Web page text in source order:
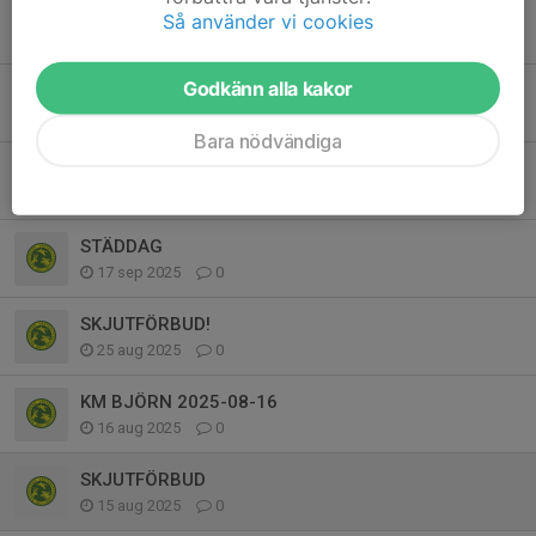
Verksamhetsplanen 2026
VÄLKOMMEN ATT TA DIN JÄGAREXAMEN HOS OSS
9 okt 2025 0
STÄDDAG
17 sep 2025 0
SKJUTFÖRBUD!
25 aug 2025 0
KM BJÖRN 2025-08-16
16 aug 2025 0
SKJUTFÖRBUD
15 aug 2025 0
Så använder vi cookies
Godkänn alla kakor
Bara nödvändiga